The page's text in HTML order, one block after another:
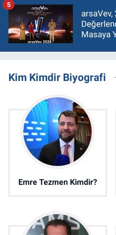
arsaVev,
Masaya
5
Kim Kimdir Biyografi
Emre Tezmen Kimdir?